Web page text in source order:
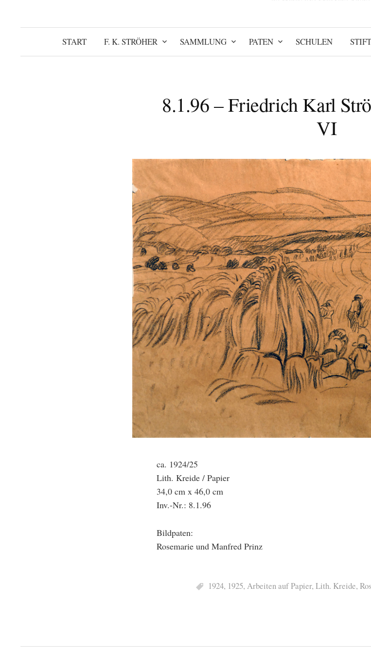
START F. K. STRÖHER SAMMLUNG PATEN SCHULEN
8.1.96 – Friedrich Karl
VI
ca. 1924/25
Lith. Kreide / Papier
34,0 cm x 46,0 cm
Inv.-Nr.: 8.1.96
Bildpaten:
Rosemarie und Manfred Prinz
1924, 1925, Arbeiten auf Papier, Lith. Kreide,